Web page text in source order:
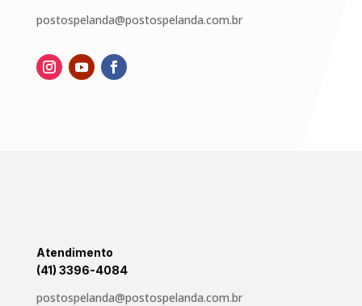
postospelanda@postospelanda.com.br
Atendimento
(41) 3396-4084
postospelanda@postospelanda.com.br